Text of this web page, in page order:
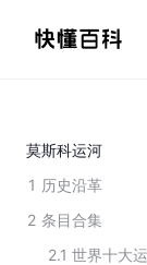
莫斯科运河
1 历史沿革
2 条目合集
2.1 世界十大